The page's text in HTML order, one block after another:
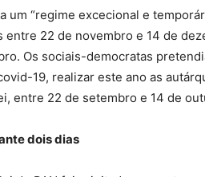
um “regime excecional e
entre 22 de novembro e 14 de
Os sociais-democratas
19, realizar este ano as
entre 22 de setembro e 14 de
dois dias